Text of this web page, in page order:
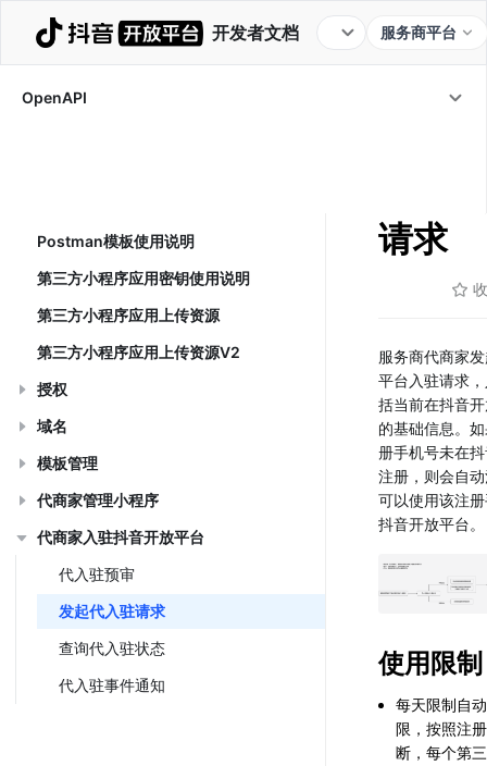
开发者文档 服务商平台
OpenAPI
代开发生活服务商家应用
Postman模板使用说明
第三方小程序应用密钥使用说明
第三方小程序应用上传资源
第三方小程序应用上传资源V2
授权
域名
模板管理
代商家管理小程序
代商家入驻抖音开放平台
代入驻预审
发起代入驻请求
查询代入驻状态
代入驻事件通知
请求
服务商代商家
平台入驻请求
括当前在抖音
的基础信息。
册手机号未在
注册，则会自
可以使用该注
抖音开放平台。
使用限制
每天限制自
限，按照注
断，每个第